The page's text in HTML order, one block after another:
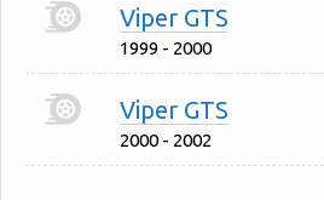
Viper GTS
1999 - 2000
Viper GTS
2000 - 2002